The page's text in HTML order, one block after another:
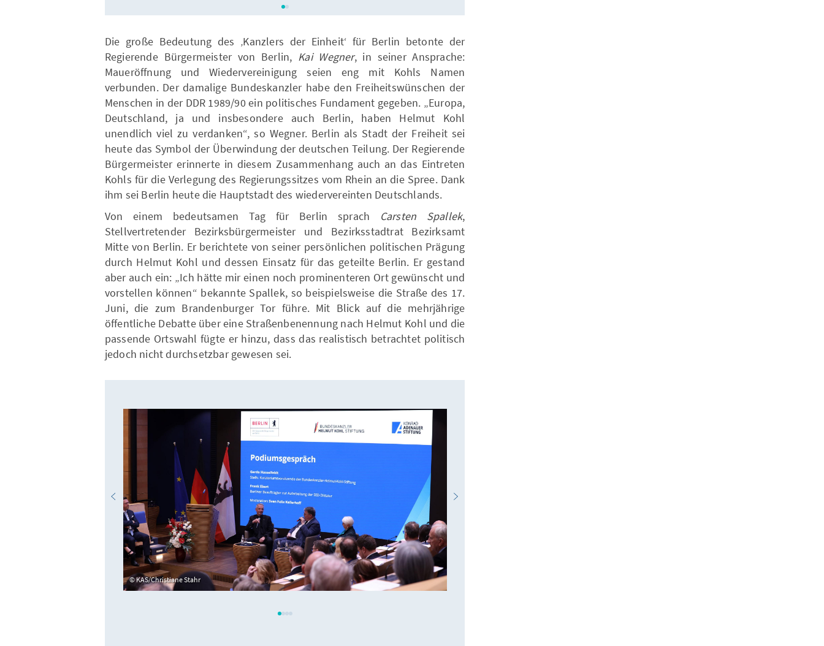
Die große Bedeutung des ‚Kanzlers der Einheit‘ für Berlin betonte der
Regierende Bürgermeister von Berlin, Kai Wegner, in seiner Ansprache:
Maueröffnung und Wiedervereinigung seien eng mit Kohls Namen
verbunden. Der damalige Bundeskanzler habe den Freiheitswünschen der
Menschen in der DDR 1989/90 ein politisches Fundament gegeben. „Europa,
Deutschland, ja und insbesondere auch Berlin, haben Helmut Kohl
unendlich viel zu verdanken“, so Wegner. Berlin als Stadt der Freiheit sei
heute das Symbol der Überwindung der deutschen Teilung. Der Regierende
Bürgermeister erinnerte in diesem Zusammenhang auch an das Eintreten
Kohls für die Verlegung des Regierungssitzes vom Rhein an die Spree. Dank
ihm sei Berlin heute die Hauptstadt des wiedervereinten Deutschlands.
Von einem bedeutsamen Tag für Berlin sprach Carsten Spallek,
Stellvertretender Bezirksbürgermeister und Bezirksstadtrat Bezirksamt
Mitte von Berlin. Er berichtete von seiner persönlichen politischen Prägung
durch Helmut Kohl und dessen Einsatz für das geteilte Berlin. Er gestand
aber auch ein: „Ich hätte mir einen noch prominenteren Ort gewünscht und
vorstellen können“ bekannte Spallek, so beispielsweise die Straße des 17.
Juni, die zum Brandenburger Tor führe. Mit Blick auf die mehrjährige
öffentliche Debatte über eine Straßenbenennung nach Helmut Kohl und die
passende Ortswahl fügte er hinzu, dass das realistisch betrachtet politisch
jedoch nicht durchsetzbar gewesen sei.
KAS/Christiane Stahr